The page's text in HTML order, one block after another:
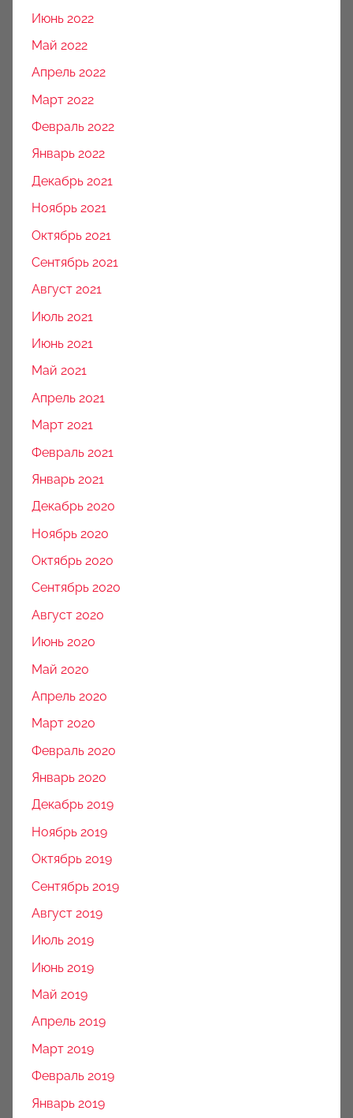
Июнь 2022
Май 2022
Апрель 2022
Март 2022
Февраль 2022
Январь 2022
Декабрь 2021
Ноябрь 2021
Октябрь 2021
Сентябрь 2021
Август 2021
Июль 2021
Июнь 2021
Май 2021
Апрель 2021
Март 2021
Февраль 2021
Январь 2021
Декабрь 2020
Ноябрь 2020
Октябрь 2020
Сентябрь 2020
Август 2020
Июнь 2020
Май 2020
Апрель 2020
Март 2020
Февраль 2020
Январь 2020
Декабрь 2019
Ноябрь 2019
Октябрь 2019
Сентябрь 2019
Август 2019
Июль 2019
Июнь 2019
Май 2019
Апрель 2019
Март 2019
Февраль 2019
Январь 2019